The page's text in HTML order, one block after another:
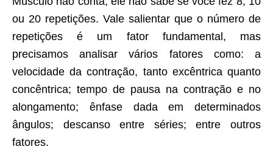
ou 20 repetições. Vale salientar que o número de
repetições é um fator fundamental, mas
precisamos analisar vários fatores como: a
velocidade da contração, tanto excêntrica quanto
concêntrica; tempo de pausa na contração e no
alongamento; ênfase dada em determinados
ângulos; descanso entre séries; entre outros
fatores.